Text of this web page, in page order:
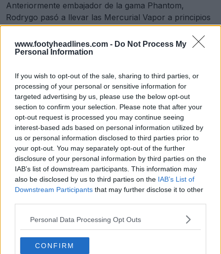
www.footyheadlines.com - Do Not Process My
Personal Information
If you wish to opt-out of the sale, sharing to third parties, or
processing of your personal or sensitive information for
targeted advertising by us, please use the below opt-out
section to confirm your selection. Please note that after your
opt-out request is processed you may continue seeing
interest-based ads based on personal information utilized by
us or personal information disclosed to third parties prior to
your opt-out. You may separately opt-out of the further
disclosure of your personal information by third parties on the
IAB’s list of downstream participants. This information may
also be disclosed by us to third parties on the IAB’s List of
Downstream Participants that may further disclose it to other
Personal Data Processing Opt Outs
CONFIRM
Anteriormente embajador de la gama Phantom,
Rodrygo pasó a llevar las Mercurial Vapor a principios
de 2024.